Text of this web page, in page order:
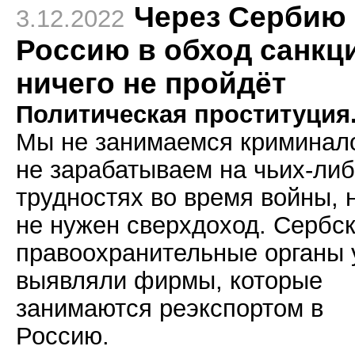
3.12.2022 Через Сербию
Россию в обход
ничего не пройдёт
Политическая
Мы не занимаемся
не зарабатываем на чьих-
трудностях во время войны,
не нужен сверхдоход.
правоохранительные органы
выявляли фирмы, которые
занимаются реэкспортом в
Россию.